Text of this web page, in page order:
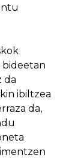
da
ibiltzea
da,